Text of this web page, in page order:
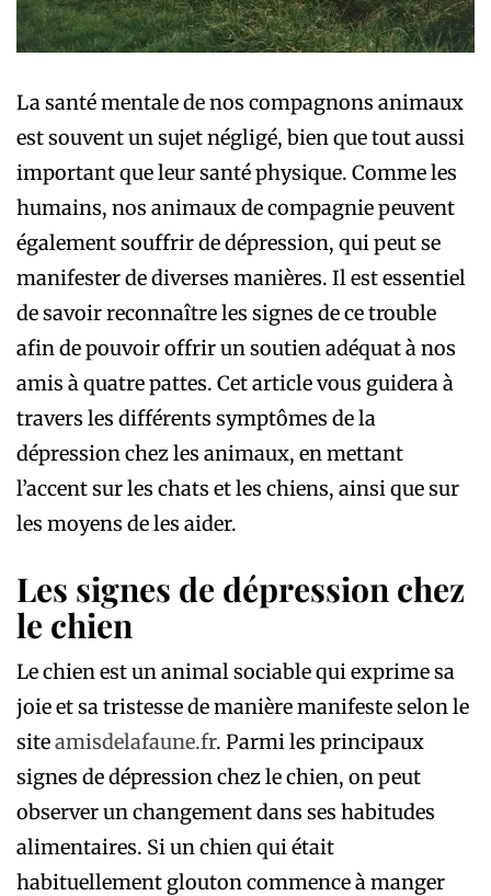
La santé mentale de nos compagnons animaux
est souvent un sujet négligé, bien que tout aussi
important que leur santé physique. Comme les
humains, nos animaux de compagnie peuvent
également souffrir de dépression, qui peut se
manifester de diverses manières. Il est essentiel
de savoir reconnaître les signes de ce trouble
afin de pouvoir offrir un soutien adéquat à nos
amis à quatre pattes. Cet article vous guidera à
travers les différents symptômes de la
dépression chez les animaux, en mettant
l’accent sur les chats et les chiens, ainsi que sur
les moyens de les aider.
Les signes de dépression chez
le chien
Le chien est un animal sociable qui exprime sa
joie et sa tristesse de manière manifeste selon le
siteamisdelafaune.fr. Parmi les principaux
signes de dépression chez le chien, on peut
observer un changement dans ses habitudes
alimentaires. Si un chien qui était
habituellement glouton commence à manger